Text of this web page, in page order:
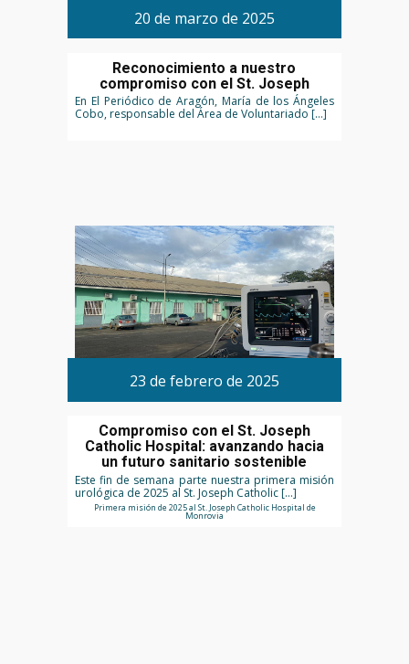
20 de marzo de 2025
Reconocimiento a nuestro
compromiso con el St. Joseph
En El Periódico de Aragón, María de los Ángeles
Cobo, responsable del Área de Voluntariado […]
23 de febrero de 2025
Compromiso con el St. Joseph
Catholic Hospital: avanzando hacia
un futuro sanitario sostenible
Este fin de semana parte nuestra primera misión
urológica de 2025 al St. Joseph Catholic […]
Primera misión de 2025 al St. Joseph Catholic Hospital de
Monrovia